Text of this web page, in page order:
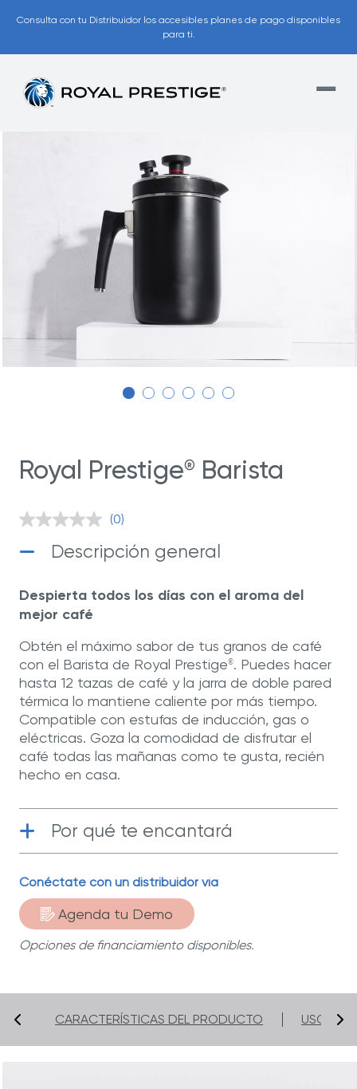
Consulta con tu Distribuidor los accesibles planes de pago disponibles
para ti.
Royal Prestige® Barista
Sin
Enlace
misma
página.
(0)
Descripción general
Despierta todos los días con el aroma del
mejor café
Obtén el máximo sabor de tus granos de café
con el Barista de Royal Prestige®. Puedes hacer
hasta 12 tazas de café y la jarra de doble pared
térmica lo mantiene caliente por más tiempo.
Compatible con estufas de inducción, gas o
eléctricas. Goza la comodidad de disfrutar el
café todas las mañanas como te gusta, recién
hecho en casa.
Por qué te encantará
Funcional| Su mecanismo basado en
prensa francesa extrae al máximo el
sabor y las propiedades de cada grano
de café.
Válvula Redi-Temp™ | Te avisa cuando el
preparar tu café.
Seguridad| Mango ergonómico que no
Conéctate con un distribuidor vía
Agenda tu Demo
Opciones de financiamiento disponibles.
CARACTERÍSTICAS DEL PRODUCTO USO Y